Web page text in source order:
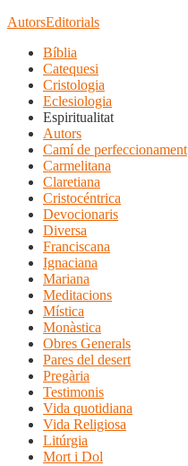
AutorsEditorials
Bíblia
Catequesi
Cristologia
Eclesiologia
Espiritualitat
Autors
Camí de perfeccionament
Carmelitana
Claretiana
Cristocéntrica
Devocionaris
Diversa
Franciscana
Ignaciana
Mariana
Meditacions
Mística
Monàstica
Obres Generals
Pares del desert
Pregària
Testimonis
Vida quotidiana
Vida Religiosa
Litúrgia
Mort i Dol